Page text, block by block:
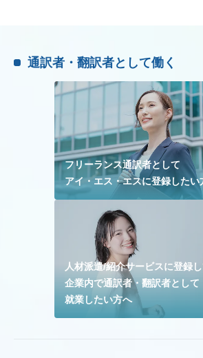
通訳者・翻訳者として働く
フリーランス通訳者として
アイ・エス・エスに登録したい
人材派遣/紹介サービスに登録
企業内で通訳者・翻訳者として
就業したい方へ